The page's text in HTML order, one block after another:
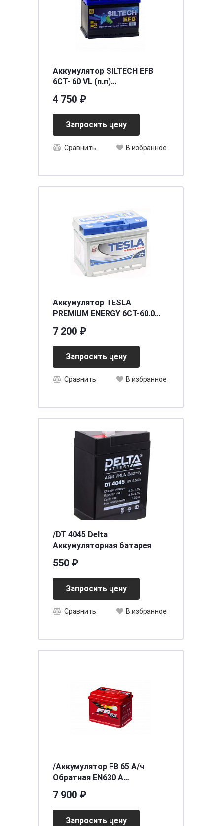
Аккумулятор SILTECH EFB
6СТ- 60 VL (п.п)
4 750 ₽
Запросить цену
Сравнить В избранное
Аккумулятор TESLA
PREMIUM ENERGY 6СТ-60.0
7 200 ₽
Запросить цену
Сравнить В избранное
/DT 4045 Delta
Аккумуляторная батарея
550 ₽
Запросить цену
Сравнить В избранное
/Аккумулятор FB 65 А/ч
Обратная EN630 А
7 900 ₽
Запросить цену